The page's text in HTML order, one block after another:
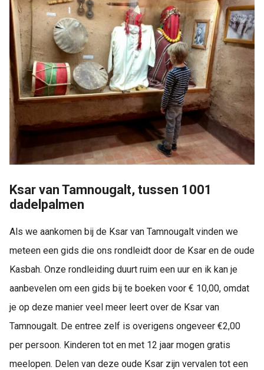
Ksar van Tamnougalt, tussen 1001
dadelpalmen
Als we aankomen bij de Ksar van Tamnougalt vinden we
meteen een gids die ons rondleidt door de Ksar en de oude
Kasbah. Onze rondleiding duurt ruim een uur en ik kan je
aanbevelen om een gids bij te boeken voor € 10,00, omdat
je op deze manier veel meer leert over de Ksar van
Tamnougalt. De entree zelf is overigens ongeveer €2,00
per persoon. Kinderen tot en met 12 jaar mogen gratis
meelopen. Delen van deze oude Ksar zijn vervalen tot een